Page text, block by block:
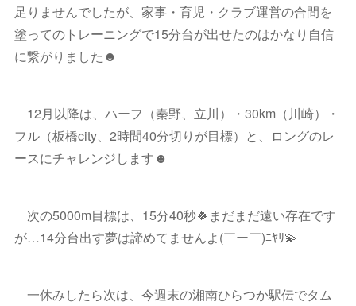
足りませんでしたが、家事・育児・クラブ運営の合間を
塗ってのトレーニングで15分台が出せたのはかなり自信
に繋がりました☻
12月以降は、ハーフ（秦野、立川）・30km（川崎）・
フル（板橋city、2時間40分切りが目標）と、ロングのレ
ースにチャレンジします☻
次の5000m目標は、15分40秒🍀まだまだ遠い存在です
が…14分台出す夢は諦めてませんよ(￣ー￣)ﾆﾔﾘ💫
一休みしたら次は、今週末の湘南ひらつか駅伝でタム